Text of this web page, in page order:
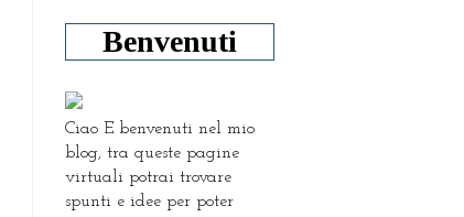
Benvenuti
Ciao E benvenuti nel mio
blog, tra queste pagine
virtuali potrai trovare
spunti e idee per poter